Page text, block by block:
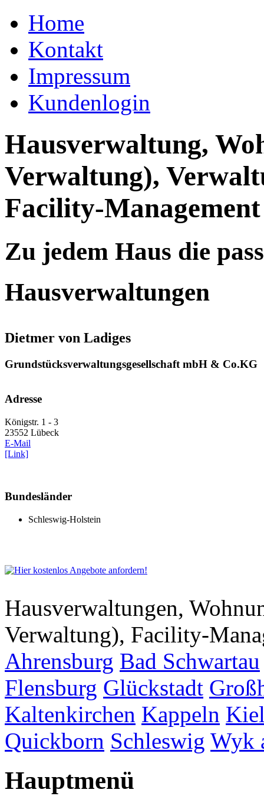
Home
Kontakt
Impressum
Kundenlogin
Hausverwaltung,
Verwaltung),
Facility-Management
Zu jedem Haus die
Hausverwaltungen
Dietmer von Ladiges
Grundstücksverwaltungsgesellschaft mbH & Co.KG
Adresse
Königstr. 1 - 3
23552 Lübeck
E-Mail
[Link]
Bundesländer
Schleswig-Holstein
Hausverwaltungen,
Verwaltung), Facility-
Ahrensburg Bad Schwartau
Flensburg Glückstadt
Kaltenkirchen Kappeln
Quickborn Schleswig Wyk
Hauptmenü